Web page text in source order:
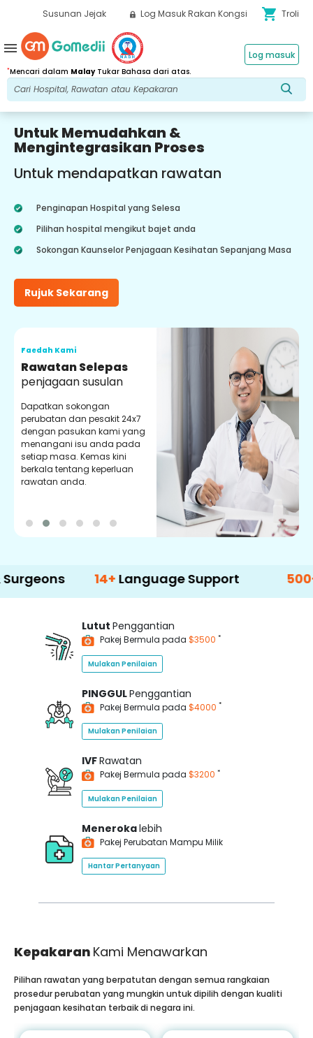
Susunan Jejak Log Masuk Rakan Kongsi shopping_cart Troli
*Mencari dalam MalayTukar Bahasa dari atas.
Log masuk
menu
Untuk Memudahkan &
Mengintegrasikan Proses
Untuk mendapatkan rawatan
Penginapan Hospital yang Selesa
Pilihan hospital mengikut bajet anda
Sokongan Kaunselor Penjagaan Kesihatan Sepanjang Masa
Rujuk Sekarang
Faedah Kami
Kaunselor
PerubatanBantuan
Dapatkan sokongan tetap
daripada kaunselor
perubatan kami yang
berpengalaman. Memberi
nasihat dan bimbingan
terbaik kepada anda.
14+Language Support 500+
Lutut Penggantian
Pakej Bermula pada $3500 *
Mulakan Penilaian
PINGGULPenggantian
Pakej Bermula pada $4000 *
Mulakan Penilaian
IVFRawatan
Pakej Bermula pada $3200 *
Mulakan Penilaian
Menerokalebih
Pakej Perubatan Mampu Milik
Hantar Pertanyaan
Kepakaran Kami Menawarkan
Pilihan rawatan yang berpatutan dengan semua rangkaian
prosedur perubatan yang mungkin untuk dipilih dengan kualiti
penjagaan kesihatan terbaik di negara ini.